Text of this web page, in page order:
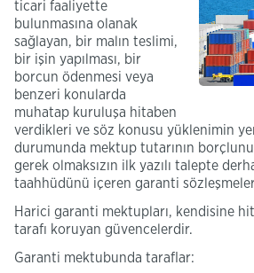
ticari faaliyette
bulunmasına olanak
sağlayan, bir malın teslimi,
bir işin yapılması, bir
borcun ödenmesi veya
benzeri konularda
muhatap kuruluşa hitaben
verdikleri ve söz konusu yüklenimin
durumunda mektup tutarının
gerek olmaksızın ilk yazılı talepte
taahhüdünü içeren garanti
Harici garanti mektupları, kendisine
tarafı koruyan güvencelerdir.
Garanti mektubunda taraflar: